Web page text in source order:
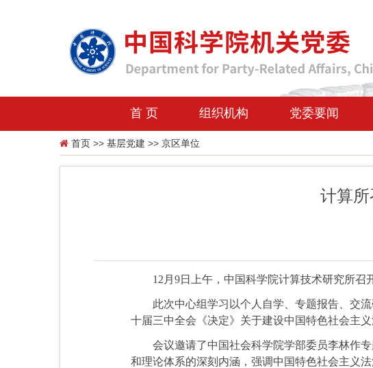
首 页 组织机构 党委要闻
首页 >> 基层党建 >> 京区单位
计算
12月9日上午，中国科学院计算技术研究所召
此次中心组学习以个人自学、专题报告、交
十届三中全会《决定》关于建设中国特色社会主
会议邀请了中国社会科学院学部委员李林作
和理论体系的深刻内涵，强调中国特色社会主义